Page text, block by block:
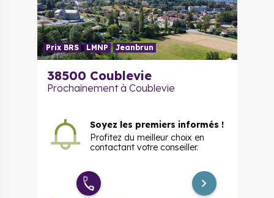
Prix BRS LMNP Jeanbrun
38500 Coublevie
Prochainement à Coublevie
Soyez les premiers informés !
Profitez du meilleur choix en
contactant votre conseiller.